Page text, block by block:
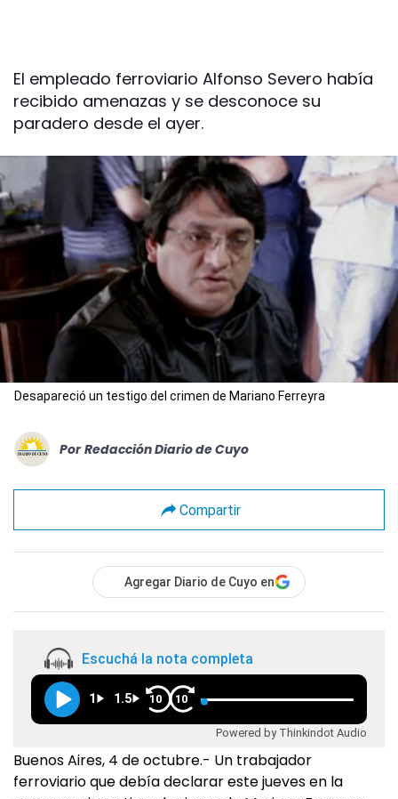
El empleado ferroviario Alfonso Severo había
recibido amenazas y se desconoce su
paradero desde el ayer.
Desapareció un testigo del crimen de Mariano Ferreyra
Por Redacción Diario de Cuyo
Compartir
Agregar Diario de Cuyo en
Escuchá la nota completa
1 1.5 10 10
Powered by Thinkindot Audio
Buenos Aires, 4 de octubre.- Un trabajador
ferroviario que debía declarar este jueves en la